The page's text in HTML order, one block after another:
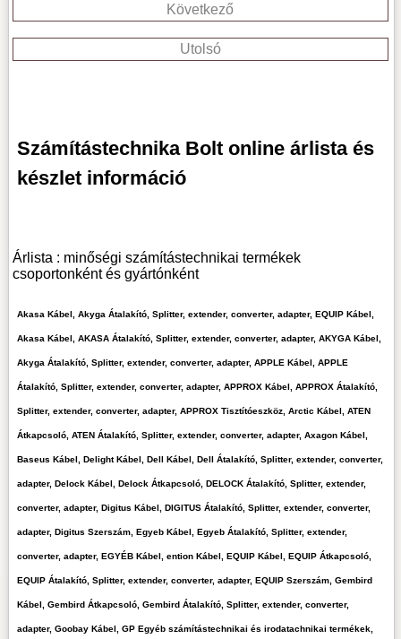
Következő
Utolsó
Számítástechnika Bolt online árlista és
készlet információ
Árlista : minőségi számítástechnikai termékek
csoportonként és gyártónként
Akasa Kábel, Akyga Átalakító, Splitter, extender, converter, adapter, EQUIP Kábel,
Akasa Kábel, AKASA Átalakító, Splitter, extender, converter, adapter, AKYGA Kábel,
Akyga Átalakító, Splitter, extender, converter, adapter, APPLE Kábel, APPLE
Átalakító, Splitter, extender, converter, adapter, APPROX Kábel, APPROX Átalakító,
Splitter, extender, converter, adapter, APPROX Tisztítóeszköz, Arctic Kábel, ATEN
Átkapcsoló, ATEN Átalakító, Splitter, extender, converter, adapter, Axagon Kábel,
Baseus Kábel, Delight Kábel, Dell Kábel, Dell Átalakító, Splitter, extender, converter,
adapter, Delock Kábel, Delock Átkapcsoló, DELOCK Átalakító, Splitter, extender,
converter, adapter, Digitus Kábel, DIGITUS Átalakító, Splitter, extender, converter,
adapter, Digitus Szerszám, Egyeb Kábel, Egyeb Átalakító, Splitter, extender,
converter, adapter, EGYÉB Kábel, ention Kábel, EQUIP Kábel, EQUIP Átkapcsoló,
EQUIP Átalakító, Splitter, extender, converter, adapter, EQUIP Szerszám, Gembird
Kábel, Gembird Átkapcsoló, Gembird Átalakító, Splitter, extender, converter,
adapter, Goobay Kábel, GP Egyéb számítástechnikai és irodatachnikai termékek,